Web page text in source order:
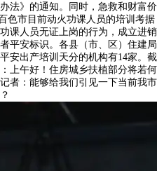
法》的通知。同时，急救和财富价
色市目前动火功课人员的培训考据
课人员无证上岗的行为，成立进销
平安标识。各县（市、区）住建局
安出产培训天分的机构有14家。截
上午好！住房城乡扶植部分将若何
者：能够给我们引见一下当前我市